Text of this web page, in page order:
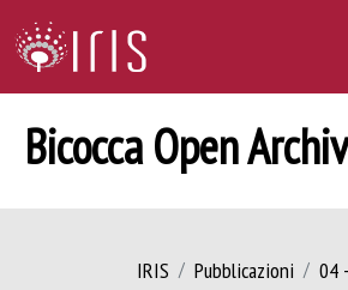
Bicocca Open
IRIS Pubblicazioni 04